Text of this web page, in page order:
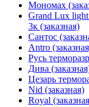
Мономах
Grand Lux light
3к (заказная)
Сантос
Antro
Русь
Дива
Цезарь
Nid (заказная)
Royal